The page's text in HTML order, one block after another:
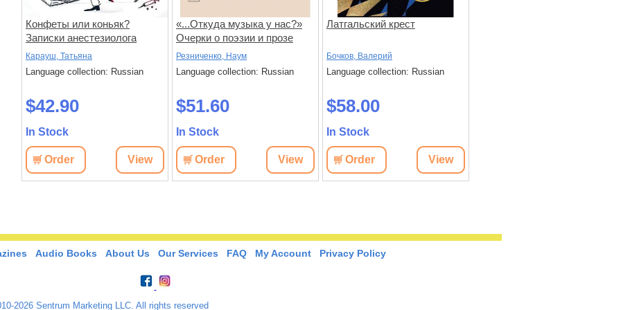
Конфеты или коньяк?
Записки анестезиолога
Карауш, Татьяна
Language collection: Russian
$42.90
In Stock
Order View
«...Откуда музыка у нас?»
Очерки о поэзии и прозе
Давида Самойлова
Резниченко, Наум
Language collection: Russian
$51.60
In Stock
Order View
Латгальский крест
Бочков, Валерий
Language collection: Russian
$58.00
In Stock
Order View
Audio Books About Us Our Services FAQ My Account Privacy Policy
2026 Sentrum Marketing LLC. All rights reserved